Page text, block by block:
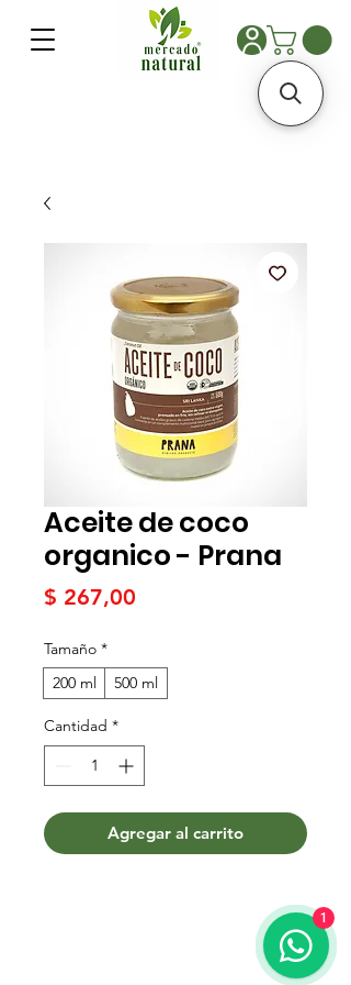
Aceite de coco
organico - Prana
$ 267,00
Tamaño *
200 ml
500 ml
Cantidad *
Agregar al carrito
1